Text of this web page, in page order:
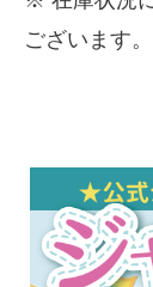
ございます